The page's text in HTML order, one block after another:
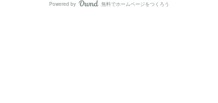
Powered by AmebaOwnd
無料でホームページをつくろう